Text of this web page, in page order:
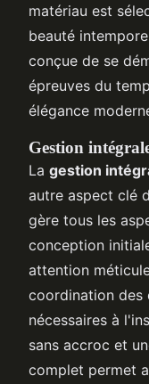
matériau est
beauté
conçue de se
épreuves du
élégance
Gestion
La gestion
autre aspect clé
gère tous les
conception
attention
coordination des
nécessaires à
sans accroc et
complet permet